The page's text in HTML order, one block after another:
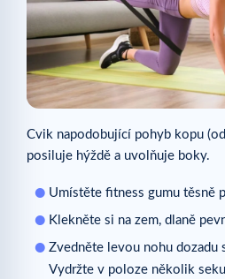
Cvik napodobující pohyb kopu
posiluje hýždě a uvolňuje boky.
Umístěte fitness gumu těsně
Klekněte si na zem, dlaně
Zvedněte levou nohu dozadu
Vydržte v poloze několik